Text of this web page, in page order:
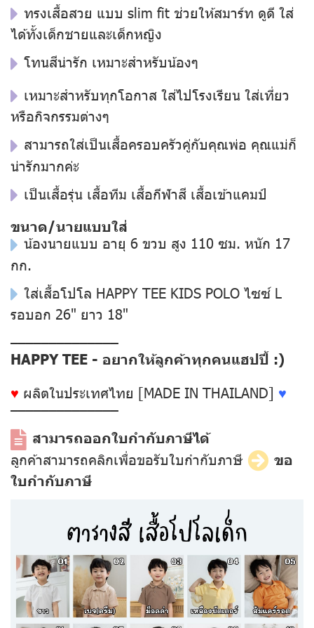
ทรงเสื้อสวย แบบ slim fit ช่วยให้สมาร์ท ดูดี ใส่
ได้ทั้งเด็กชายและเด็กหญิง
โทนสีน่ารัก เหมาะสำหรับน้องๆ
เหมาะสำหรับทุกโอกาส ใส่ไปโรงเรียน ใส่เที่ยว
หรือกิจกรรมต่างๆ
สามารถใส่เป็นเสื้อครอบครัวคู่กับคุณพ่อ คุณแม่ก็
น่ารักมากค่ะ
เป็นเสื้อรุ่น เสื้อทีม เสื้อกีฬาสี เสื้อเข้าแคมป์
ขนาด/นายแบบใส่
น้องนายแบบ อายุ 6 ขวบ สูง 110 ซม. หนัก 17
กก.
ใส่เสื้อโปโล HAPPY TEE KIDS POLO ไซซ์ L
รอบอก 26" ยาว 18"
––––––––––––––
HAPPY TEE - อยากให้ลูกค้าทุกคนแฮปปี้ :)
♥ ผลิตในประเทศไทย [MADE IN THAILAND] ♥
––––––––––––––
สามารถออกใบกำกับภาษีได้
ลูกค้าสามารถคลิกเพื่อขอรับใบกำกับภาษี
ขอ
ใบกำกับภาษี